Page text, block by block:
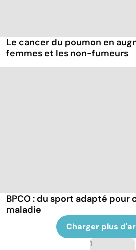
Le cancer du poumon en
femmes et les non-fumeurs
BPCO : du sport adapté pour
maladie
Charger plus
1